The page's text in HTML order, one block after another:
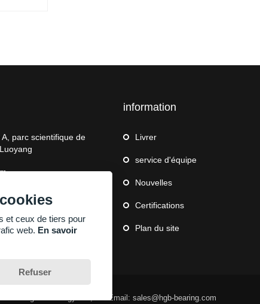
parc scientifique de
information
Livrer
service d'équipe
Nouvelles
Certifications
Plan du site
Bearing Technology Co., Ltd Email: sales@hgb-bearing.com
et ceux de tiers pour
web. En savoir
Refuser